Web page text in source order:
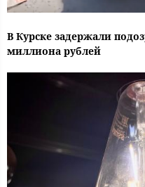
В Курске задержали
миллиона рублей